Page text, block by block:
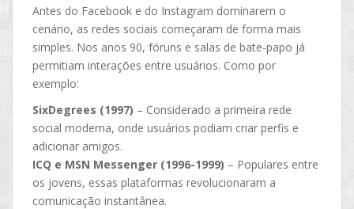
Antes do Facebook e do Instagram dominarem o
cenário, as redes sociais começaram de forma mais
simples. Nos anos 90, fóruns e salas de bate-papo já
permitiam interações entre usuários. Como por
exemplo:
SixDegrees (1997) – Considerado a primeira rede
social moderna, onde usuários podiam criar perfis e
adicionar amigos.
ICQ e MSN Messenger (1996-1999) – Populares entre
os jovens, essas plataformas revolucionaram a
comunicação instantânea.